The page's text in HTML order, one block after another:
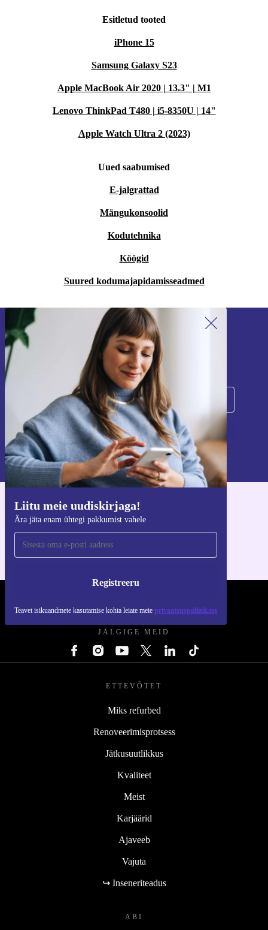
Esitletud tooted
iPhone 15
Samsung Galaxy S23
Apple MacBook Air 2020 | 13.3" | M1
Lenovo ThinkPad T480 | i5-8350U | 14"
Apple Watch Ultra 2 (2023)
Uued saabumised
E-jalgrattad
Mängukonsoolid
Kodutehnika
Köögid
Suured kodumajapidamisseadmed
Liitu meie uudiskirjaga!
Ära jäta enam ühtegi pakkumist vahele
Registreeru
Teavet isikuandmete kasutamise kohta leiate meie privaatsuspoliitikast
Liitu meie uudiskirjaga!
Ära jäta enam ühtegi pakkumist vahele.
Registreeru
Teavet isikuandmete kasutamise kohta leiate meie
privaatsuspoliitikast.
Hangi refurbed rakendus
iOS-i ja Androidi jaoks
JÄLGIGE MEID
ETTEVÕTET
Miks refurbed
Renoveerimisprotsess
Jätkusuutlikkus
Kvaliteet
Meist
Karjäärid
Ajaveeb
Vajuta
↪ Inseneriteadus
ABI